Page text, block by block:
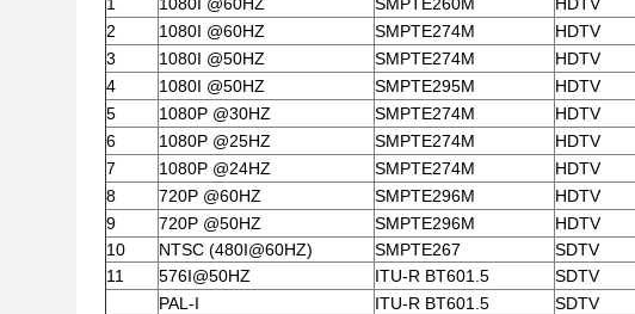
2
1080I @60HZ SMPTE274M
HDTV
3
1080I @50HZ SMPTE274M
HDTV
4
1080I @50HZ SMPTE295M
HDTV
5
1080P @30HZ SMPTE274M
HDTV
6
1080P @25HZ SMPTE274M
HDTV
7
1080P @24HZ SMPTE274M
HDTV
8
720P @60HZ SMPTE296M
HDTV
9
720P @50HZ SMPTE296M
HDTV
10
NTSC (480I@60HZ) SMPTE267
SDTV
11
576I@50HZ ITU-R BT601.5
SDTV
PAL-I
ITU-R BT601.5
SDTV